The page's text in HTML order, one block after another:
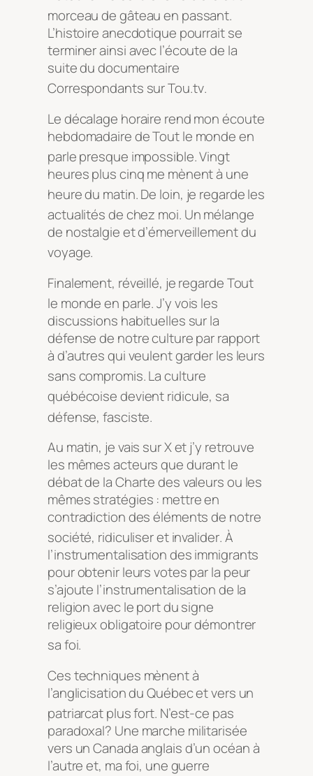
morceau de gâteau en passant.
L’histoire anecdotique pourrait se
terminer ainsi avec l’écoute de la
suite du documentaire
Correspondants sur Tou.tv.
Le décalage horaire rend mon écoute
hebdomadaire de Tout le monde en
parle presque impossible. Vingt
heures plus cinq me mènent à une
heure du matin. De loin, je regarde les
actualités de chez moi. Un mélange
de nostalgie et d’émerveillement du
voyage.
Finalement, réveillé, je regarde Tout
le monde en parle.J’y vois les
discussions habituelles sur la
défense de notre culture par rapport
à d’autres qui veulent garder les leurs
sans compromis.La culture
québécoise devient ridicule, sa
défense, fasciste.
Au matin, je vais sur X et j’y retrouve
les mêmes acteurs que durant le
débat de la Charte des valeurs ou les
mêmes stratégies : mettre en
contradiction des éléments de notre
société, ridiculiser et invalider. À
l’instrumentalisation des immigrants
pour obtenir leurs votes par la peur
s’ajoute l’instrumentalisation de la
religion avec le port du signe
religieux obligatoire pour démontrer
sa foi.
Ces techniques mènent à
l’anglicisation du Québec et vers un
patriarcat plus fort. N’est-ce pas
paradoxal? Une marche militarisée
vers un Canada anglais d’un océan à
l’autre et, ma foi, une guerre